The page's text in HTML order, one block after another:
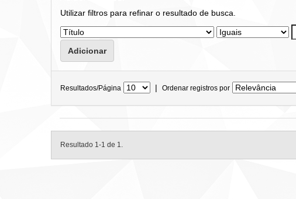
Utilizar filtros para refinar o resultado de busca.
Resultados/Página | Ordenar registros por
Resultado 1-1 de 1.